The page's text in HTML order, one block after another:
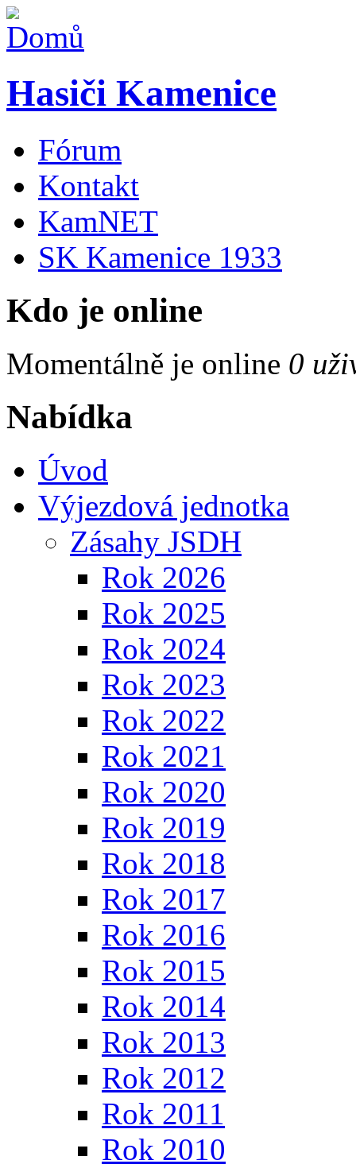
Hasiči Kamenice
Fórum
Kontakt
KamNET
SK Kamenice 1933
Kdo je online
Momentálně je online 0
Nabídka
Úvod
Výjezdová jednotka
Zásahy JSDH
Rok 2026
Rok 2025
Rok 2024
Rok 2023
Rok 2022
Rok 2021
Rok 2020
Rok 2019
Rok 2018
Rok 2017
Rok 2016
Rok 2015
Rok 2014
Rok 2013
Rok 2012
Rok 2011
Rok 2010